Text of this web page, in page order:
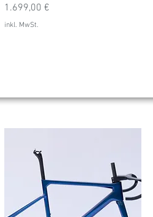
Preis
1.699,00 €
inkl. MwSt.